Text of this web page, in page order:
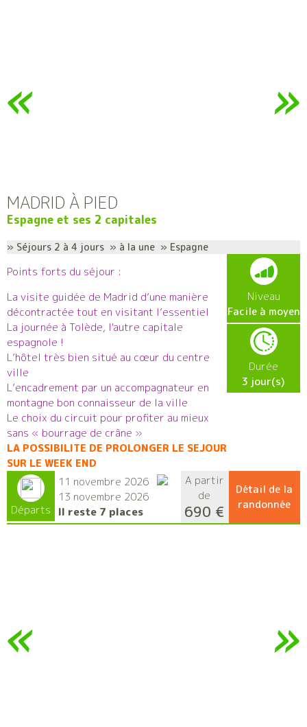
MADRID À PIED
Espagne et ses 2 capitales
» Séjours 2 à 4 jours » à la une » Espagne
Points forts du séjour :
La visite guidée de Madrid d’une manière
décontractée tout en visitant l’essentiel
La journée à Tolède, l'autre capitale
espagnole !
L’hôtel très bien situé au cœur du centre
ville
L’encadrement par un accompagnateur en
montagne bon connaisseur de la ville
Le choix du circuit pour profiter au mieux
sans « bourrage de crâne »
LA POSSIBILITE DE PROLONGER LE SEJOUR
SUR LE WEEK END
Niveau
Facile à moyen
Durée
3 jour(s)
Départs
11 novembre 2026
13 novembre 2026
Il reste 7 places
A partir
de
690 €
Détail de la
randonnée